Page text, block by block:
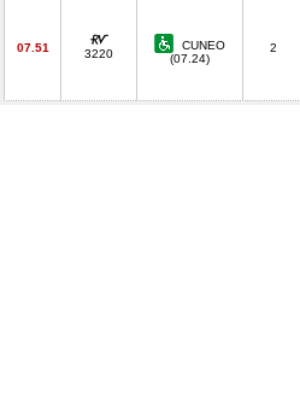
07.51 3220
CUNEO
(07.24)
2